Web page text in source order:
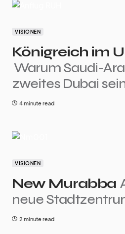
VISIONEN
Königreich im
Warum Saudi-
zweites Dubai
4 minute read
VISIONEN
New Murabba
neue
2 minute read